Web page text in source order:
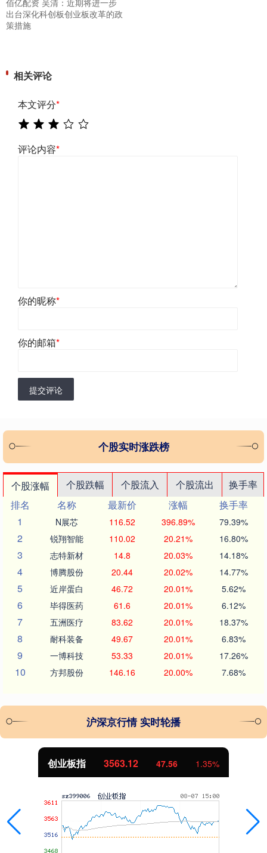
佰亿配资 吴清：近期将进一步
出台深化科创板创业板改革的政
策措施
相关评论
本文评分*
评论内容*
你的昵称*
你的邮箱*
提交评论
个股实时涨跌榜
个股涨幅 个股跌幅 个股流入 个股流出
换手率
排名
名称 最新价 涨幅
换手率
1
N展芯 116.52 396.89% 79.39%
2 锐翔智能 110.02 20.21% 16.80%
3 志特新材 14.8 20.03% 14.18%
4 博腾股份 20.44 20.02% 14.77%
5 近岸蛋白 46.72 20.01% 5.62%
6 毕得医药 61.6 20.01% 6.12%
7 五洲医疗 83.62 20.01% 18.37%
8 耐科装备 49.67 20.01% 6.83%
9 一博科技 53.33 20.01% 17.26%
10 方邦股份 146.16 20.00% 7.68%
沪深京行情 实时轮播
创业板指 3563.12 47.56 1.35%